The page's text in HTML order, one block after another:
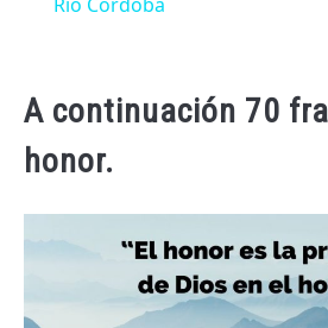
A continuación 70
honor.